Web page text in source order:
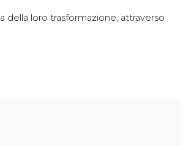
della loro trasformazione, attraverso